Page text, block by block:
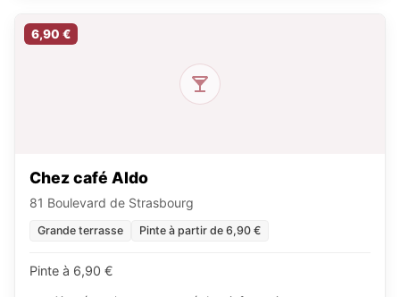
6,90 €
Chez café Aldo
81 Boulevard de Strasbourg
Grande terrasse Pinte à partir de 6,90 €
Pinte à 6,90 €